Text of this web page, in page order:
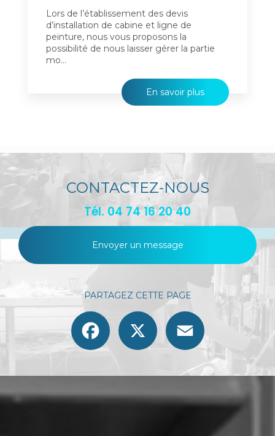
Lors de l’établissement des devis
d’installation de cabine et ligne de
peinture, nous vous proposons la
possibilité de nous laisser gérer la partie
mo...
En savoir plus
CONTACTEZ-NOUS
Tél. 04 74 16 20 40
Envoyer un message
PARTAGEZ CETTE PAGE
Facebook